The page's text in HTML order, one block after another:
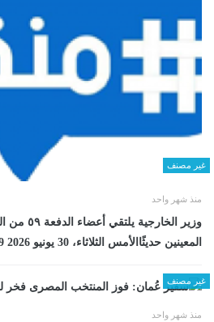
غير مصنف
منذ شهر واحد
وزير
المعينين حديثًاالأمس الثلاثاء، 30 يونيو 2026 03:39 مـ
غير مصنف
منذ شهر واحد